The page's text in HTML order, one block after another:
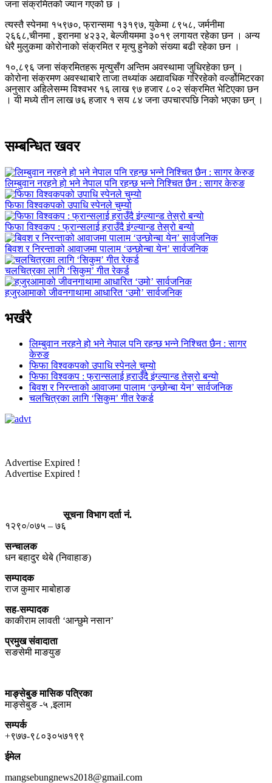
जना संक्रमितको ज्यान गएको छ ।
त्यस्तै स्पेनमा १५९७०, फ्रान्समा १३१९७, युकेमा ८९५८, जर्मनीमा
२६६८,चीनमा , इरानमा ४२३२, बेल्जीयममा ३०१९ लगायत रहेका छन । अन्य
धेरै मुलुकमा कोरोनाको संक्रमित र मृत्यु हुनेको संख्या बढी रहेका छन ।
१०,८९६ जना संक्रमितहरू मृत्युसँग अन्तिम अवस्थामा जुधिरहेका छन् ।
कोरोना संक्रमण अवस्थाबारे ताजा तथ्यांक अद्यावधिक गरिरहेको वर्ल्डोमिटरका
अनुसार अहिलेसम्म विश्वभर १६ लाख ९७ हजार ८०२ संक्रमित भेटिएका छन
। यी मध्ये तीन लाख ७६ हजार १ सय ८४ जना उपचारपछि निको भएका छन् ।
सम्बन्धित खवर
लिम्बुवान नरहने हो भने नेपाल पनि रहन्छ भन्ने निश्चित छैन : सागर केरुङ
फिफा विश्वकपको उपाधि स्पेनले चुम्यो
फिफा विश्वकप : फ्रान्सलाई हराउँदै इंग्ल्यान्ड तेस्रो बन्यो
बिवश र निरन्ताको आवाजमा पालाम ‘उन्छोन्बा येन’ सार्वजनिक
चलचित्रका लागि ‘सिकुम’ गीत रेकर्ड
हजुरआमाको जीवनगाथामा आधारित ‘उमो’ सार्वजनिक
भर्खरै
लिम्बुवान नरहने हो भने नेपाल पनि रहन्छ भन्ने निश्चित छैन : सागर
केरुङ
फिफा विश्वकपको उपाधि स्पेनले चुम्यो
फिफा विश्वकप : फ्रान्सलाई हराउँदै इंग्ल्यान्ड तेस्रो बन्यो
बिवश र निरन्ताको आवाजमा पालाम ‘उन्छोन्बा येन’ सार्वजनिक
चलचित्रका लागि ‘सिकुम’ गीत रेकर्ड
Advertise Expired !
Advertise Expired !
सूचना विभाग दर्ता नं.
१२९०/०७५ – ७६
सन्चालक
धन बहादुर थेबे (निवाहाङ)
सम्पादक
राज कुमार माबोहाङ
सह-सम्पादक
काकीराम लावती ‘आन्छुमे नसान’
प्रमुख संवादाता
सङसेमी माङयुङ
माङ्सेबुङ मासिक पत्रिका
माङ्सेबुङ -५ ,इलाम
सम्पर्क
+९७७-९८०३०५७१९९
ईमेल
mangsebungnews2018@gmail.com